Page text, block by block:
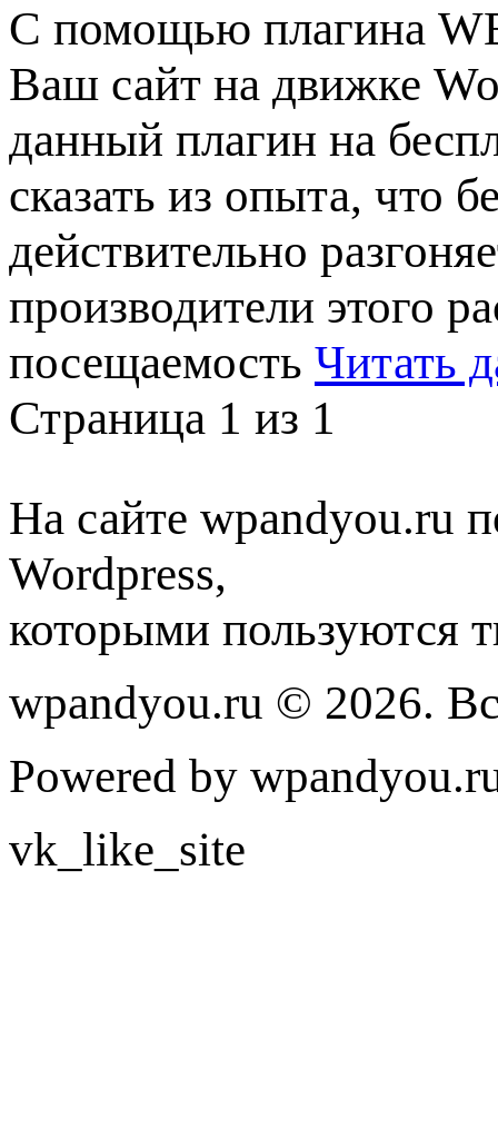
С помощью плагина
Ваш сайт на движке
данный плагин на
сказать из опыта, что
действительно
производители этого
посещаемость Читать
Страница 1 из 1
На сайте wpandyou.ru
Wordpress,
которыми пользуются
wpandyou.ru © 2026.
Powered by
vk_like_site